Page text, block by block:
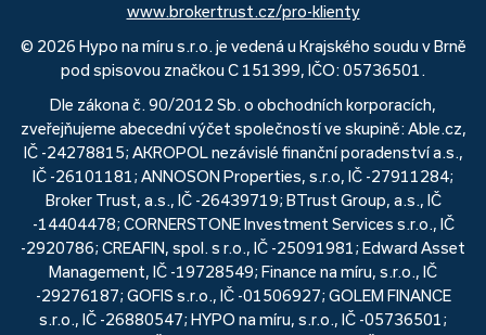
www.brokertrust.cz/pro-klienty
© 2026 Hypo na míru s.r.o. je vedená u Krajského soudu v Brně
pod spisovou značkou C 151399, IČO: 05736501.
Dle zákona č. 90/2012 Sb. o obchodních korporacích,
zveřejňujeme abecední výčet společností ve skupině: Able.cz,
IČ -24278815; AKROPOL nezávislé finanční poradenství a.s.,
IČ -26101181; ANNOSON Properties, s.r.o, IČ -27911284;
Broker Trust, a.s., IČ -26439719; BTrust Group, a.s., IČ
-14404478; CORNERSTONE Investment Services s.r.o., IČ
-2920786; CREAFIN, spol. s r.o., IČ -25091981; Edward Asset
Management, IČ -19728549; Finance na míru, s.r.o., IČ
-29276187; GOFIS s.r.o., IČ -01506927; GOLEM FINANCE
s.r.o., IČ -26880547; HYPO na míru, s.r.o., IČ -05736501;